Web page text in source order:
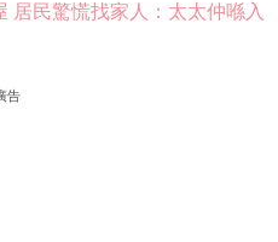
居民驚慌找家人：太太仲喺入
告